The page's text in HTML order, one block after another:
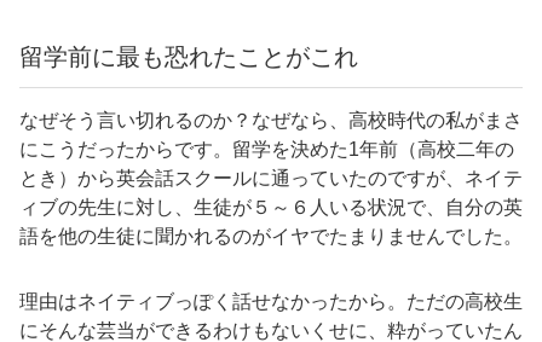
留学前に最も恐れたことがこれ
なぜそう言い切れるのか？なぜなら、高校時代の私がまさ
にこうだったからです。留学を決めた1年前（高校二年の
とき）から英会話スクールに通っていたのですが、ネイテ
ィブの先生に対し、生徒が５～６人いる状況で、自分の英
語を他の生徒に聞かれるのがイヤでたまりませんでした。
理由はネイティブっぽく話せなかったから。ただの高校生
にそんな芸当ができるわけもないくせに、粋がっていたん